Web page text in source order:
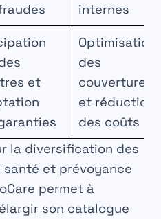
internes
et
Optimisation
des
couvertures
et réduction
des coûts
la diversification des
santé et prévoyance
permet à
son catalogue